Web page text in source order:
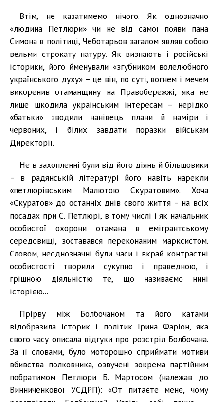
Втім, не казатимемо нічого. Як однозначно
«людина Петлюри» чи не від самої появи пана
Симона в політиці, Чеботарьов загалом являв собою
вельми строкату натуру. Як визнають і російські
історики, його йменували «згубником волелюбного
українського духу» – це він, по суті, вогнем і мечем
викоренив отаманщину на Правобережжі, яка не
лише шкодила українським інтересам – нерідко
«батьки» зводили нанівець плани й наміри і
червоних, і білих завдати поразки військам
Директорії.
Не в захопленні були від його діянь й більшовики
– в радянській літературі його навіть нарекли
«петлюрівським Малютою Скуратовим». Хоча
«Скуратов» до останніх днів свого життя – на всіх
посадах при С. Петлюрі, в тому числі і як начальник
особистої охорони отамана в емігрантському
середовищі, зоставався переконаним марксистом.
Словом, неоднозначні були часи і вкрай контрастні
особистості творили сукупно і праведною, і
грішною діяльністю те, що називаємо нині
історією...
Прірву між Болбочаном та його катами
відобразила історик і політик Ірина Фаріон, яка
свого часу описала відгуки про розстріл Болбочана.
За її словами, було моторошно сприймати мотиви
вбивства полковника, озвучені зокрема партійним
побратимом Петлюри Б. Мартосом (належав до
Винниченкової УСДРП): «От питаєте мене, чому